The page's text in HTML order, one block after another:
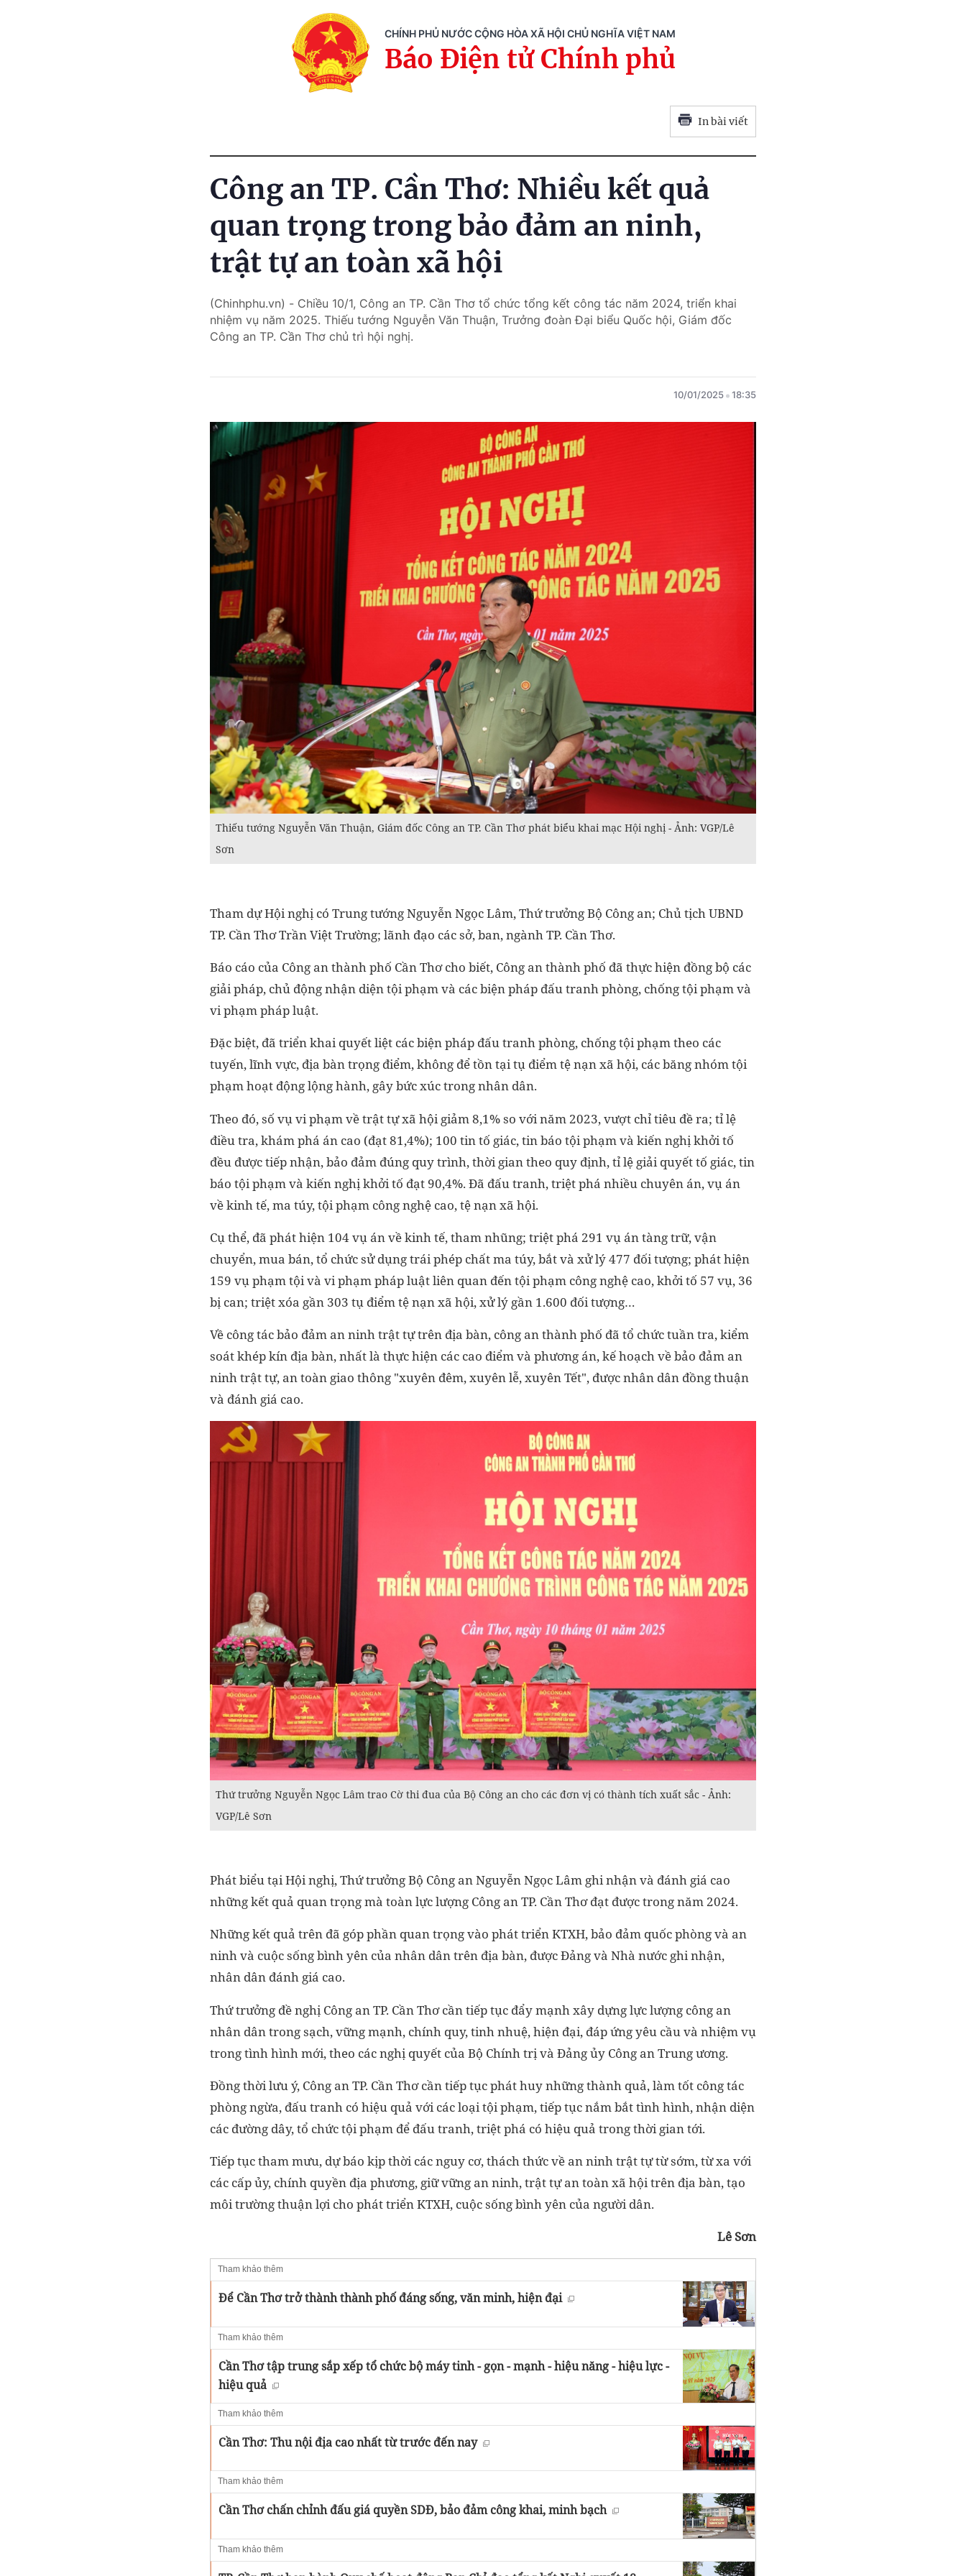
CHÍNH PHỦ NƯỚC CỘNG HÒA XÃ HỘI CHỦ NGHĨA VIỆT NAM
Báo Điện tử Chính phủ
In bài viết
Công an TP. Cần Thơ: Nhiều kết quả
quan trọng trong bảo đảm an ninh,
trật tự an toàn xã hội
(Chinhphu.vn) - Chiều 10/1, Công an TP. Cần Thơ tổ chức tổng kết công tác năm 2024, triển khai
nhiệm vụ năm 2025. Thiếu tướng Nguyễn Văn Thuận, Trưởng đoàn Đại biểu Quốc hội, Giám đốc
Công an TP. Cần Thơ chủ trì hội nghị.
10/01/2025 18:35
Thiếu tướng Nguyễn Văn Thuận, Giám đốc Công an TP. Cần Thơ phát biểu khai mạc Hội nghị - Ảnh: VGP/Lê
Sơn
Tham dự Hội nghị có Trung tướng Nguyễn Ngọc Lâm, Thứ trưởng Bộ Công an; Chủ tịch UBND
TP. Cần Thơ Trần Việt Trường; lãnh đạo các sở, ban, ngành TP. Cần Thơ.
Báo cáo của Công an thành phố Cần Thơ cho biết, Công an thành phố đã thực hiện đồng bộ các
giải pháp, chủ động nhận diện tội phạm và các biện pháp đấu tranh phòng, chống tội phạm và
vi phạm pháp luật.
Đặc biệt, đã triển khai quyết liệt các biện pháp đấu tranh phòng, chống tội phạm theo các
tuyến, lĩnh vực, địa bàn trọng điểm, không để tồn tại tụ điểm tệ nạn xã hội, các băng nhóm tội
phạm hoạt động lộng hành, gây bức xúc trong nhân dân.
Theo đó, số vụ vi phạm về trật tự xã hội giảm 8,1% so với năm 2023, vượt chỉ tiêu đề ra; tỉ lệ
điều tra, khám phá án cao (đạt 81,4%); 100 tin tố giác, tin báo tội phạm và kiến nghị khởi tố
đều được tiếp nhận, bảo đảm đúng quy trình, thời gian theo quy định, tỉ lệ giải quyết tố giác, tin
báo tội phạm và kiến nghị khởi tố đạt 90,4%. Đã đấu tranh, triệt phá nhiều chuyên án, vụ án
về kinh tế, ma túy, tội phạm công nghệ cao, tệ nạn xã hội.
Cụ thể, đã phát hiện 104 vụ án về kinh tế, tham nhũng; triệt phá 291 vụ án tàng trữ, vận
chuyển, mua bán, tổ chức sử dụng trái phép chất ma túy, bắt và xử lý 477 đối tượng; phát hiện
159 vụ phạm tội và vi phạm pháp luật liên quan đến tội phạm công nghệ cao, khởi tố 57 vụ, 36
bị can; triệt xóa gần 303 tụ điểm tệ nạn xã hội, xử lý gần 1.600 đối tượng…
Về công tác bảo đảm an ninh trật tự trên địa bàn, công an thành phố đã tổ chức tuần tra, kiểm
soát khép kín địa bàn, nhất là thực hiện các cao điểm và phương án, kế hoạch về bảo đảm an
ninh trật tự, an toàn giao thông "xuyên đêm, xuyên lễ, xuyên Tết", được nhân dân đồng thuận
và đánh giá cao.
Thứ trưởng Nguyễn Ngọc Lâm trao Cờ thi đua của Bộ Công an cho các đơn vị có thành tích xuất sắc - Ảnh:
VGP/Lê Sơn
Phát biểu tại Hội nghị, Thứ trưởng Bộ Công an Nguyễn Ngọc Lâm ghi nhận và đánh giá cao
những kết quả quan trọng mà toàn lực lượng Công an TP. Cần Thơ đạt được trong năm 2024.
Những kết quả trên đã góp phần quan trọng vào phát triển KTXH, bảo đảm quốc phòng và an
ninh và cuộc sống bình yên của nhân dân trên địa bàn, được Đảng và Nhà nước ghi nhận,
nhân dân đánh giá cao.
Thứ trưởng đề nghị Công an TP. Cần Thơ cần tiếp tục đẩy mạnh xây dựng lực lượng công an
nhân dân trong sạch, vững mạnh, chính quy, tinh nhuệ, hiện đại, đáp ứng yêu cầu và nhiệm vụ
trong tình hình mới, theo các nghị quyết của Bộ Chính trị và Đảng ủy Công an Trung ương.
Đồng thời lưu ý, Công an TP. Cần Thơ cần tiếp tục phát huy những thành quả, làm tốt công tác
phòng ngừa, đấu tranh có hiệu quả với các loại tội phạm, tiếp tục nắm bắt tình hình, nhận diện
các đường dây, tổ chức tội phạm để đấu tranh, triệt phá có hiệu quả trong thời gian tới.
Tiếp tục tham mưu, dự báo kịp thời các nguy cơ, thách thức về an ninh trật tự từ sớm, từ xa với
các cấp ủy, chính quyền địa phương, giữ vững an ninh, trật tự an toàn xã hội trên địa bàn, tạo
môi trường thuận lợi cho phát triển KTXH, cuộc sống bình yên của người dân.
Lê Sơn
Tham khảo thêm
Để Cần Thơ trở thành thành phố đáng sống, văn minh, hiện đại
Tham khảo thêm
Cần Thơ tập trung sắp xếp tổ chức bộ máy tinh - gọn - mạnh - hiệu năng - hiệu lực -
hiệu quả
Tham khảo thêm
Cần Thơ: Thu nội địa cao nhất từ trước đến nay
Tham khảo thêm
Cần Thơ chấn chỉnh đấu giá quyền SDĐ, bảo đảm công khai, minh bạch
Tham khảo thêm